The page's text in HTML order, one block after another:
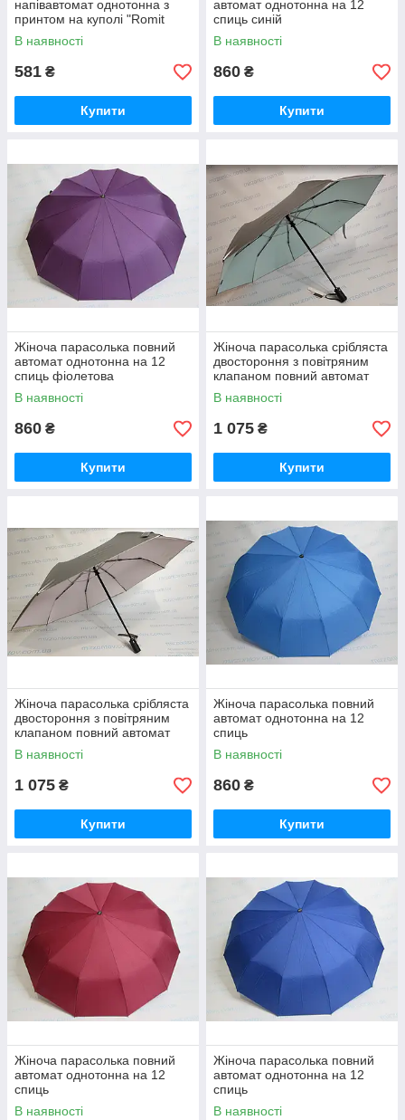
напівавтомат однотонна з
принтом на куполі "Romit
Umbrella"
В наявності
581 ₴
Купити
автомат однотонна на 12
спиць синій
В наявності
860 ₴
Купити
Жіноча парасолька повний
автомат однотонна на 12
спиць фіолетова
В наявності
860 ₴
Купити
Жіноча парасолька срібляста
двостороння з повітряним
клапаном повний автомат
В наявності
1 075 ₴
Купити
Жіноча парасолька срібляста
двостороння з повітряним
клапаном повний автомат
В наявності
1 075 ₴
Купити
Жіноча парасолька повний
автомат однотонна на 12
спиць
В наявності
860 ₴
Купити
Жіноча парасолька повний
автомат однотонна на 12
спиць
В наявності
Жіноча парасолька повний
автомат однотонна на 12
спиць
В наявності